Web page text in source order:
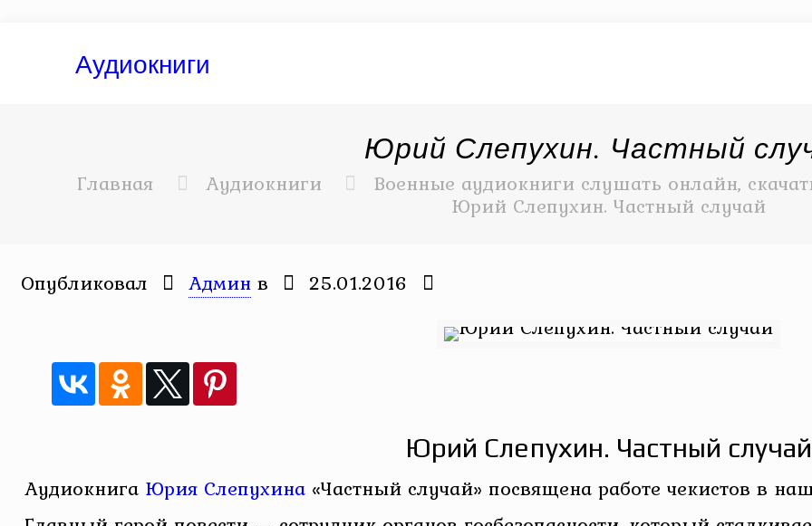
Аудиокниги
Юрий Слепухин. Частный
Главная Аудиокниги Военные аудиокниги слушать онлайн,
Юрий Слепухин. Частный случай
Опубликовал Админ в 25.01.2016
Юрий Слепухин. Частный случай
Аудиокнига Юрия Слепухина«Частный случай» посвящена работе чекистов в